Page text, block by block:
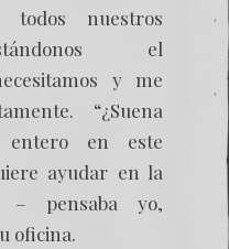
todos nuestros
el
y me
“¿Suena
entero en este
ayudar en la
– pensaba yo,
oficina.